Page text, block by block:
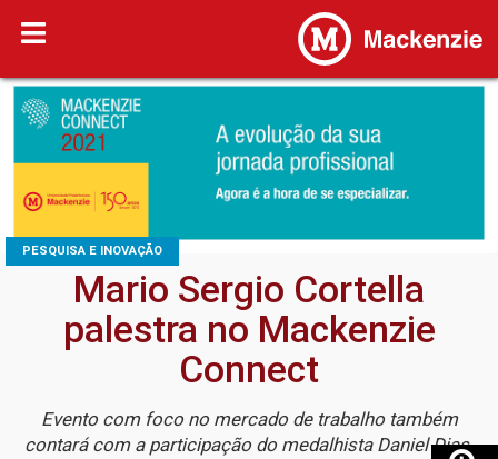
PESQUISA E INOVAÇÃO
Mario Sergio Cortella
palestra no Mackenzie
Connect
Evento com foco no mercado de trabalho também
contará com a participação do medalhista Daniel Dias